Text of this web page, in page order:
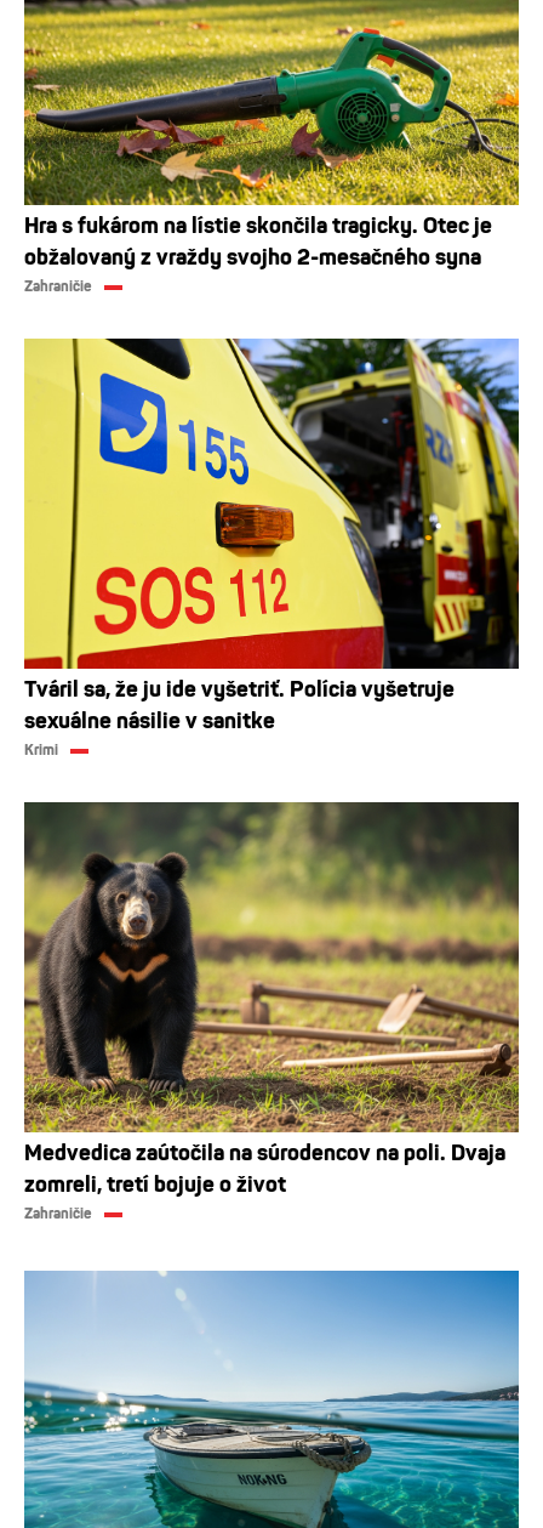
Hra s fukárom na lístie skončila tragicky. Otec je
obžalovaný z vraždy svojho 2-mesačného syna
Zahraničie
Tváril sa, že ju ide vyšetriť. Polícia vyšetruje
sexuálne násilie v sanitke
Krimi
Medvedica zaútočila na súrodencov na poli. Dvaja
zomreli, tretí bojuje o život
Zahraničie